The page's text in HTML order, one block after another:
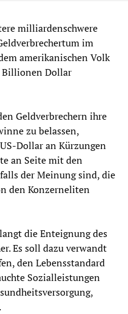
milliardenschwere
im
amerikanischen Volk
Billionen Dollar
Geldverbrechern ihre
zu belassen,
Dollar an Kürzungen
an Seite mit den
der Meinung sind, die
den Konzerneliten
die Enteignung des
Es soll dazu verwandt
den Lebensstandard
Sozialleistungen